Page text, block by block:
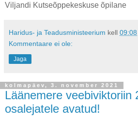
Viljandi Kutseõppekeskuse õpilane
Haridus- ja Teadusministeerium kell 09:08
Kommentaare ei ole:
Jaga
kolmapäev, 3. november 2021
Läänemere veebiviktoriin
osalejatele avatud!